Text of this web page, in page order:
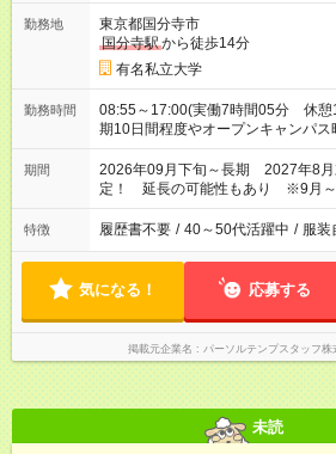
勤務地
東京都国分寺市
国分寺駅から徒歩14分
有名私立大学
勤務時間
08:55～17:00(実働7時間05分 休憩
期10日間程度やオープンキャンパ
期間
2026年09月下旬～長期 2027年8月
定！ 延長の可能性もあり ※9月～
特徴 履歴書不要 / 40～50代活躍中 / 服装
気になる！ 応募する
掲載元企業名 パーソルテンプスタッフ
未読